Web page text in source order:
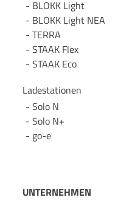
BLOKK Light
BLOKK Light NEA
TERRA
STAAK Flex
STAAK Eco
Ladestationen
Solo N
Solo N+
go-e
UNTERNEHMEN